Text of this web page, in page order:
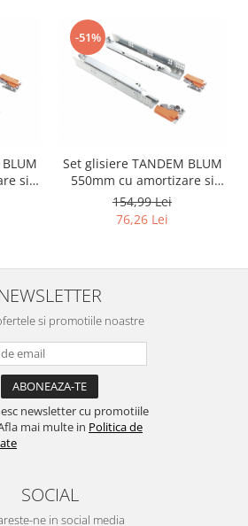
de
UPS
liber
si
-51%
Set glisiere TANDEM BLUM
550mm cu amortizare si
154,99 Lei
76,26 Lei
NEWSLETTER
si promotiile noastre
newsletter cu promotiile
mai multe in Politica de
SOCIAL
ne in social media